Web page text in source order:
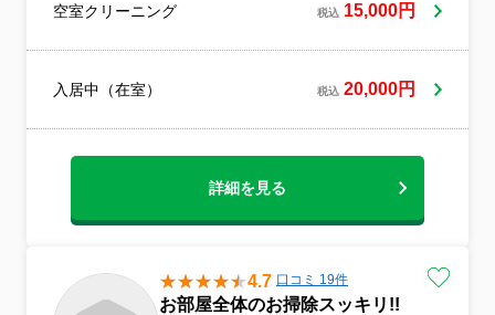
空室クリーニング 税込 15,000円
入居中（在室） 税込 20,000円
詳細を見る
4.7 口コミ 19件
お部屋全体のお掃除スッキリ!!